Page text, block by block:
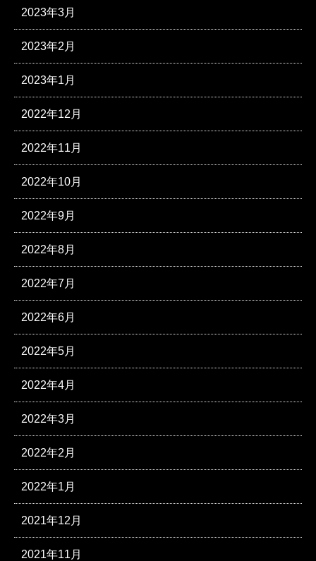
2023年3月
2023年2月
2023年1月
2022年12月
2022年11月
2022年10月
2022年9月
2022年8月
2022年7月
2022年6月
2022年5月
2022年4月
2022年3月
2022年2月
2022年1月
2021年12月
2021年11月